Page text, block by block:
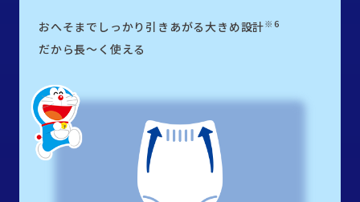
おへそまでしっかり引きあがる大きめ設計※6
だから長～く使える